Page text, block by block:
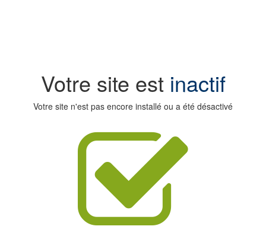
Votre site est inactif
Votre site n'est pas encore installé ou a été désactivé